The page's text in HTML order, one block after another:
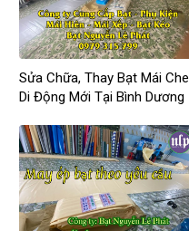
Sửa Chữa, Thay Bạt Mái Che
Di Động Mới Tại Bình Dương